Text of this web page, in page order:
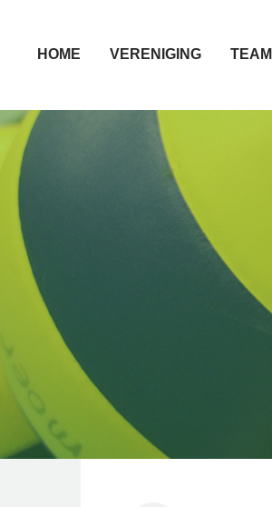
HOME VERENIGING